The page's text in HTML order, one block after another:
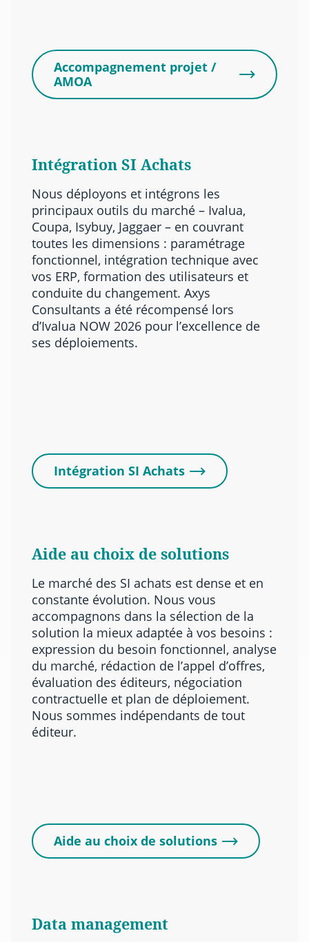
Accompagnement projet /
AMOA
Intégration SI Achats
Nous déployons et intégrons les
principaux outils du marché – Ivalua,
Coupa, Isybuy, Jaggaer – en couvrant
toutes les dimensions : paramétrage
fonctionnel, intégration technique avec
vos ERP, formation des utilisateurs et
conduite du changement. Axys
Consultants a été récompensé lors
d’Ivalua NOW 2026 pour l’excellence de
ses déploiements.
Intégration SI Achats
Aide au choix de solutions
Le marché des SI achats est dense et en
constante évolution. Nous vous
accompagnons dans la sélection de la
solution la mieux adaptée à vos besoins :
expression du besoin fonctionnel, analyse
du marché, rédaction de l’appel d’offres,
évaluation des éditeurs, négociation
contractuelle et plan de déploiement.
Nous sommes indépendants de tout
éditeur.
Aide au choix de solutions
Data management